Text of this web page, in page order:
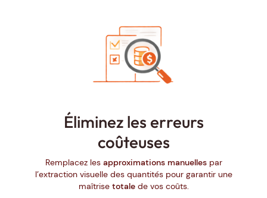
Éliminez les erreurs
coûteuses
Remplacez lesapproximations manuelles par
l’extraction visuelle des quantités pour garantir une
maîtrise totalede vos coûts.